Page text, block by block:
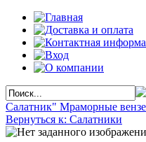
Салатник" Мраморные
Вернуться к: Салатники